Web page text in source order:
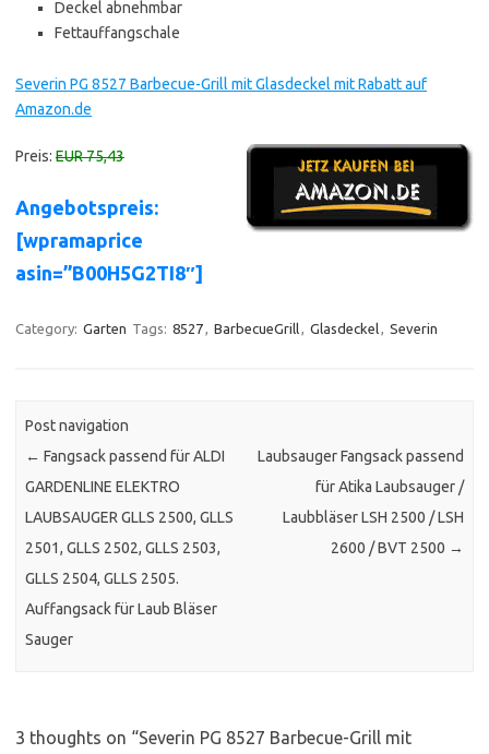
Deckel abnehmbar
Fettauffangschale
Severin PG 8527 Barbecue-Grill mit Glasdeckel mit Rabatt auf
Amazon.de
Preis: EUR 75,43
Angebotspreis:
[wpramaprice
asin=”B00H5G2TI8″]
Category: Garten Tags: 8527 BarbecueGrill Glasdeckel Severin
Post navigation
← Fangsack passend für ALDI
GARDENLINE ELEKTRO
LAUBSAUGER GLLS 2500, GLLS
2501, GLLS 2502, GLLS 2503,
GLLS 2504, GLLS 2505.
Auffangsack für Laub Bläser
Sauger
Laubsauger Fangsack passend
für Atika Laubsauger /
Laubbläser LSH 2500 / LSH
2600 / BVT 2500 →
3 thoughts on “Severin PG 8527 Barbecue-Grill mit